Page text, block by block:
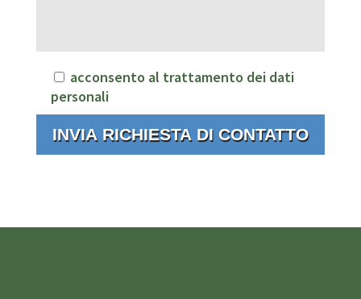
acconsento al trattamento dei dati
personali